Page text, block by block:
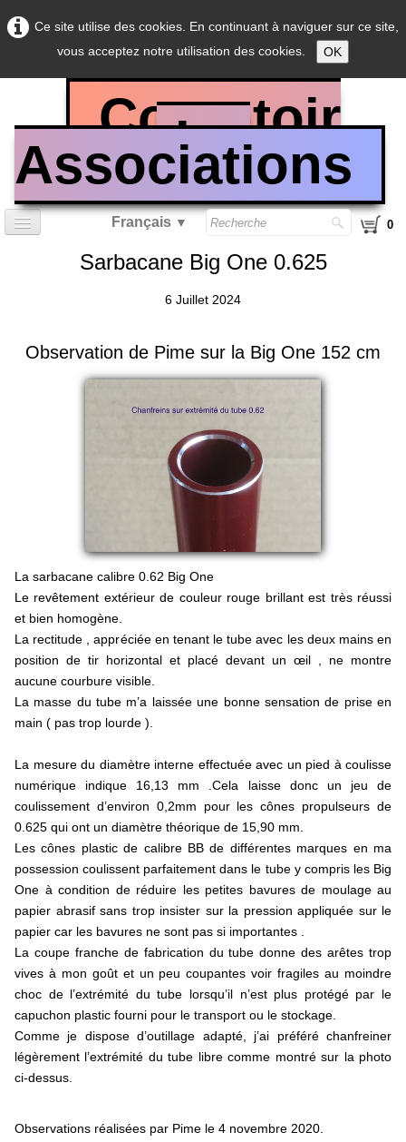
Ce site utilise des cookies. En continuant à naviguer sur ce site,
vous acceptez notre utilisation des cookies.
OK
Comptoir
des
Associations
Français ▼ 0
Accueil
Sarbacane calibre 0.40
Sarbacane calibre 0.50
Sarbacane Tout Petits
Rangement, Entretien et repose sarbacane
Potence, chevalet et Ciblerie
Sarbacane .357 magnum
Pour valoriser votre asso
Lancer et Arts Martiaux
BLOG
liens
contact
Sarbacane Big One 0.625
6 Juillet 2024
Observation de Pime sur la Big One 152 cm
La sarbacane calibre 0.62 Big One
Le revêtement extérieur de couleur rouge brillant est très réussi
et bien homogène.
La rectitude , appréciée en tenant le tube avec les deux mains en
position de tir horizontal et placé devant un œil , ne montre
aucune courbure visible.
La masse du tube m’a laissée une bonne sensation de prise en
main ( pas trop lourde ).
La mesure du diamètre interne effectuée avec un pied à coulisse
numérique indique 16,13 mm .Cela laisse donc un jeu de
coulissement d’environ 0,2mm pour les cônes propulseurs de
0.625 qui ont un diamètre théorique de 15,90 mm.
Les cônes plastic de calibre BB de différentes marques en ma
possession coulissent parfaitement dans le tube y compris les Big
One à condition de réduire les petites bavures de moulage au
papier abrasif sans trop insister sur la pression appliquée sur le
papier car les bavures ne sont pas si importantes .
La coupe franche de fabrication du tube donne des arêtes trop
vives à mon goût et un peu coupantes voir fragiles au moindre
choc de l’extrémité du tube lorsqu’il n’est plus protégé par le
capuchon plastic fourni pour le transport ou le stockage.
Comme je dispose d’outillage adapté, j’ai préféré chanfreiner
légèrement l’extrémité du tube libre comme montré sur la photo
ci-dessus.
Observations réalisées par Pime le 4 novembre 2020.